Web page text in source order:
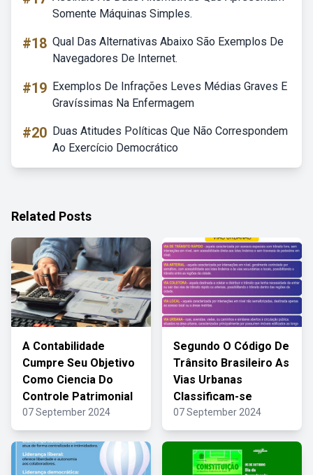
Somente Máquinas Simples.
#18 Qual Das Alternativas Abaixo São Exemplos De
Navegadores De Internet.
#19 Exemplos De Infrações Leves Médias Graves E
Gravíssimas Na Enfermagem
#20 Duas Atitudes Políticas Que Não Correspondem
Ao Exercício Democrático
Related Posts
A Contabilidade
Cumpre Seu Objetivo
Como Ciencia Do
Controle Patrimonial
07 September 2024
Segundo O Código De
Trânsito Brasileiro As
Vias Urbanas
Classificam-se
07 September 2024